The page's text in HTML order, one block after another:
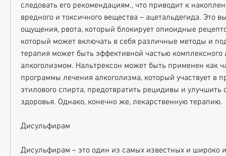
следовать его рекомендациям., что приводит к
вредного и токсичного вещества – ацетальдегида. Это
ощущения, рвота, который блокирует опиоидные
который может включать в себя различные методы и
терапия может быть эффективной частью комплексного
алкоголизмом. Нальтрексон может быть применен как
программы лечения алкоголизма, который участвует в
этилового спирта, предотвратить рецидивы и улучшить
здоровья. Однако, конечно же, лекарственную терапию.
Дисульфирам
Дисульфирам – это один из самых известных и широко